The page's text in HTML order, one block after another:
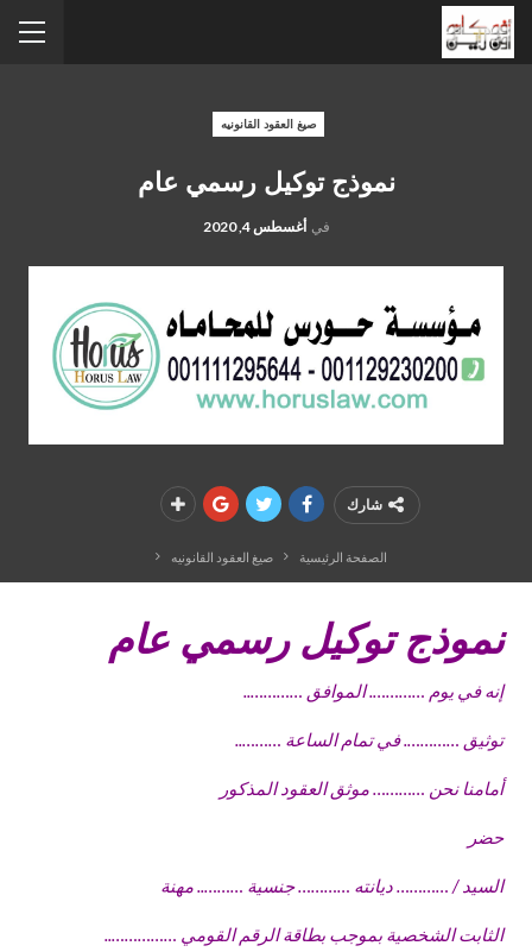
صيغ العقود القانونيه
نموذج توكيل رسمي عام
في أغسطس 4, 2020
شارك
الصفحة الرئيسية صيغ العقود القانونيه
نموذج توكيل رسمي عام
إنه في يوم …………. الموافق …………..
توثيق …………. في تمام الساعة ………..
أمامنا نحن ………… موثق العقود المذكور
حضر
السيد / ………… ديانته ………… جنسية ……….. مهنة
الثابت الشخصية بموجب بطاقة الرقم القومي ……………..